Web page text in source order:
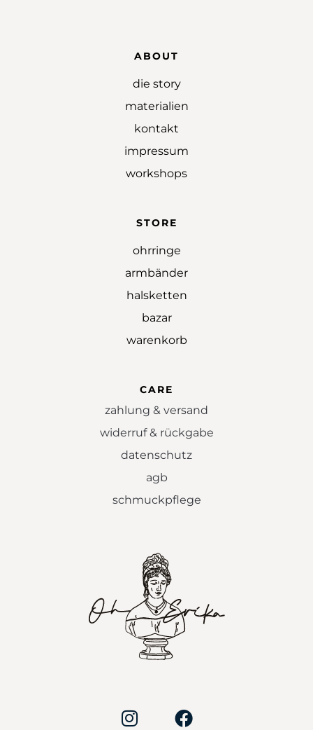
ABOUT
die story
materialien
kontakt
impressum
workshops
STORE
ohrringe
armbänder
halsketten
bazar
warenkorb
CARE
zahlung & versand
widerruf & rückgabe
datenschutz
agb
schmuckpflege